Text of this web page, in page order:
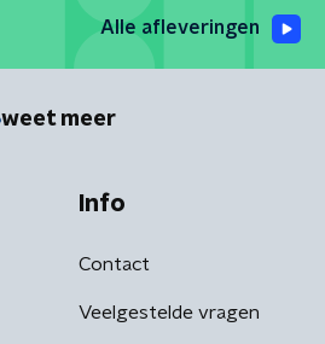
Alle afleveringen
weet meer
Info
Contact
Veelgestelde vragen